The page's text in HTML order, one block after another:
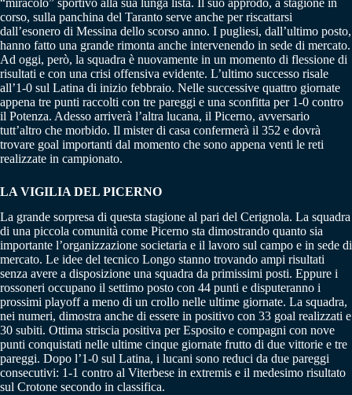
corso, sulla panchina del Taranto serve anche per riscattarsi
dall’esonero di Messina dello scorso anno. I pugliesi, dall’ultimo posto,
hanno fatto una grande rimonta anche intervenendo in sede di mercato.
Ad oggi, però, la squadra è nuovamente in un momento di flessione di
risultati e con una crisi offensiva evidente. L’ultimo successo risale
all’1-0 sul Latina di inizio febbraio. Nelle successive quattro giornate
appena tre punti raccolti con tre pareggi e una sconfitta per 1-0 contro
il Potenza. Adesso arriverà l’altra lucana, il Picerno, avversario
tutt’altro che morbido. Il mister di casa confermerà il 352 e dovrà
trovare goal importanti dal momento che sono appena venti le reti
realizzate in campionato.
LA VIGILIA DEL PICERNO
La grande sorpresa di questa stagione al pari del Cerignola. La squadra
di una piccola comunità come Picerno sta dimostrando quanto sia
importante l’organizzazione societaria e il lavoro sul campo e in sede di
mercato. Le idee del tecnico Longo stanno trovando ampi risultati
senza avere a disposizione una squadra da primissimi posti. Eppure i
rossoneri occupano il settimo posto con 44 punti e disputeranno i
prossimi playoff a meno di un crollo nelle ultime giornate. La squadra,
nei numeri, dimostra anche di essere in positivo con 33 goal realizzati e
30 subiti. Ottima striscia positiva per Esposito e compagni con nove
punti conquistati nelle ultime cinque giornate frutto di due vittorie e tre
pareggi. Dopo l’1-0 sul Latina, i lucani sono reduci da due pareggi
consecutivi: 1-1 contro al Viterbese in extremis e il medesimo risultato
sul Crotone secondo in classifica.